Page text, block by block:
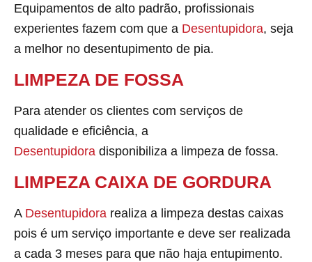
Equipamentos de alto padrão, profissionais
experientes fazem com que a Desentupidora, seja
a melhor no desentupimento de pia.
LIMPEZA DE FOSSA
Para atender os clientes com serviços de
qualidade e eficiência, a
Desentupidora disponibiliza a limpeza de fossa.
LIMPEZA CAIXA DE GORDURA
A Desentupidora realiza a limpeza destas caixas
pois é um serviço importante e deve ser realizada
a cada 3 meses para que não haja entupimento.